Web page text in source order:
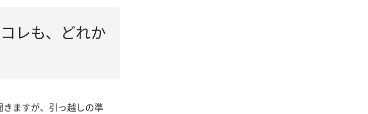
レも、どれか
きますが、引っ越しの準